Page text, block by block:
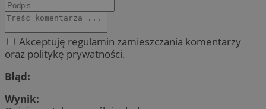
Akceptuję regulamin zamieszczania komentarzy
oraz politykę prywatności.
Błąd:
Wynik: